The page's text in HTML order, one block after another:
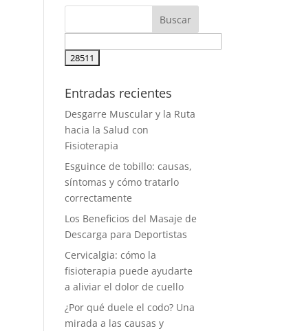
Entradas recientes
Desgarre Muscular y la Ruta
hacia la Salud con
Fisioterapia
Esguince de tobillo: causas,
síntomas y cómo tratarlo
correctamente
Los Beneficios del Masaje de
Descarga para Deportistas
Cervicalgia: cómo la
fisioterapia puede ayudarte
a aliviar el dolor de cuello
¿Por qué duele el codo? Una
mirada a las causas y